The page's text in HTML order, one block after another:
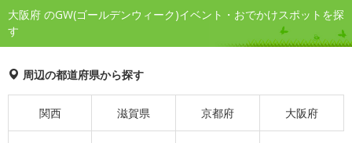
大阪府 のGW(ゴールデンウィーク)イベント・おでかけスポットを探
す
周辺の都道府県から探す
関西 滋賀県 京都府 大阪府